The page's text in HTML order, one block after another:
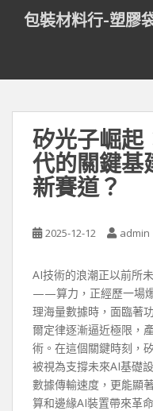
t
包裝材料行-塑膠
矽光子崛
代的關鍵基
新賽道？
2025-12-12 admin
AI技術的浪潮正以前所
——算力，正經歷一場
理海量數據時，面臨著
爾定律逐漸逼近極限，
術。在這個關鍵時刻，
被視為支撐未來AI基礎
數據傳輸速度，更能顯
算和邊緣AI裝置帶來革